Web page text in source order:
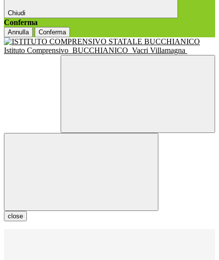
Chiudi
Conferma
Annulla Conferma
Istituto Comprensivo BUCCHIANICO Vacri Villamagna
close